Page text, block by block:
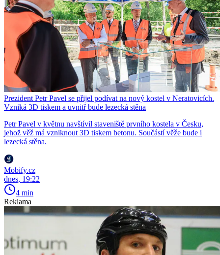
Prezident Petr Pavel se přijel podívat na nový kostel v Neratovicích.
Vzniká 3D tiskem a uvnitř bude lezecká stěna
Petr Pavel v květnu navštívil staveniště prvního kostela v Česku,
jehož věž má vzniknout 3D tiskem betonu. Součástí věže bude i
lezecká stěna.
Mobify.cz
dnes, 19:22
4 min
Reklama